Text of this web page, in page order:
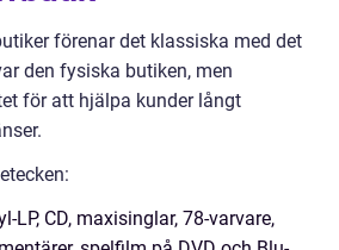
förenar det klassiska med det
den fysiska butiken, men
för att hjälpa kunder långt
LP, CD, maxisinglar, 78-varvare,